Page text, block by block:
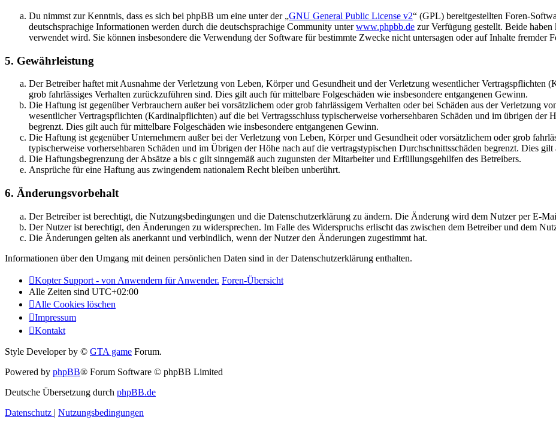
Du nimmst zur Kenntnis, dass es sich bei phpBB um eine unter der „GNU General Public License v2“ (GPL) bereitgestellten Foren-
deutschsprachige Informationen werden durch die deutschsprachige Community unterwww.phpbb.de zur Verfügung gestellt. Beide
verwendet wird. Sie können insbesondere die Verwendung der Software für bestimmte Zwecke nicht untersagen oder auf Inhalte fremder
5. Gewährleistung
Der Betreiber haftet mit Ausnahme der Verletzung von Leben, Körper und Gesundheit und der Verletzung wesentlicher Vertragspflichten
grob fahrlässiges Verhalten zurückzuführen sind. Dies gilt auch für mittelbare Folgeschäden wie insbesondere entgangenen Gewinn.
Die Haftung ist gegenüber Verbrauchern außer bei vorsätzlichem oder grob fahrlässigem Verhalten oder bei Schäden aus der Verletzung
wesentlicher Vertragspflichten (Kardinalpflichten) auf die bei Vertragsschluss typischerweise vorhersehbaren Schäden und im übrigen der
begrenzt. Dies gilt auch für mittelbare Folgeschäden wie insbesondere entgangenen Gewinn.
Die Haftung ist gegenüber Unternehmern außer bei der Verletzung von Leben, Körper und Gesundheit oder vorsätzlichem oder grob
typischerweise vorhersehbaren Schäden und im Übrigen der Höhe nach auf die vertragstypischen Durchschnittsschäden begrenzt. Dies
Die Haftungsbegrenzung der Absätze a bis c gilt sinngemäß auch zugunsten der Mitarbeiter und Erfüllungsgehilfen des Betreibers.
Ansprüche für eine Haftung aus zwingendem nationalem Recht bleiben unberührt.
6. Änderungsvorbehalt
Der Betreiber ist berechtigt, die Nutzungsbedingungen und die Datenschutzerklärung zu ändern. Die Änderung wird dem Nutzer per E-
Der Nutzer ist berechtigt, den Änderungen zu widersprechen. Im Falle des Widerspruchs erlischt das zwischen dem Betreiber und dem
Die Änderungen gelten als anerkannt und verbindlich, wenn der Nutzer den Änderungen zugestimmt hat.
Informationen über den Umgang mit deinen persönlichen Daten sind in der Datenschutzerklärung enthalten.
Kopter Support - von Anwendern für Anwender. Foren-Übersicht
Alle Zeiten sind UTC+02:00
Alle Cookies löschen
Impressum
Kontakt
Style Developer by © GTA game Forum.
Powered by phpBB® Forum Software © phpBB Limited
Deutsche Übersetzung durch phpBB.de
Datenschutz | Nutzungsbedingungen